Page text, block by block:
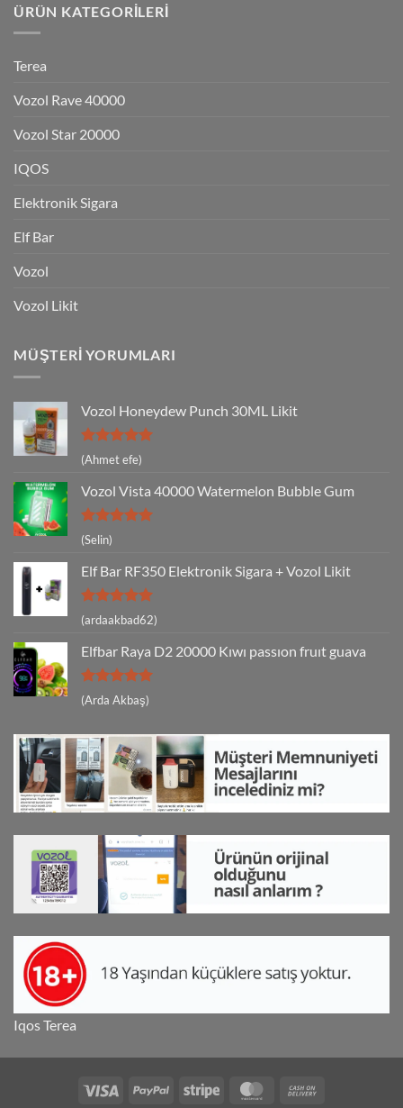
ÜRÜN KATEGORILERI
Terea
Vozol Rave 40000
Vozol Star 20000
IQOS
Elektronik Sigara
Elf Bar
Vozol
Vozol Likit
MÜŞTERI YORUMLARI
Vozol Honeydew Punch 30ML Likit
5 üzerinden
5
(Ahmet efe)
Vozol Vista 40000 Watermelon Bubble Gum
5 üzerinden
5
oy aldı
(Selin)
Elf Bar RF350 Elektronik Sigara + Vozol Likit
5 üzerinden
5
(ardaakbad62)
Elfbar Raya D2 20000 Kıwı passıon fruıt guava
5 üzerinden
5
(Arda Akbaş)
Iqos Terea
Visa PayPal Stripe MasterCard